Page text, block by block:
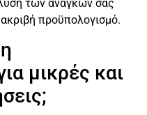
των αναγκών σας
προϋπολογισμό.
μικρές και